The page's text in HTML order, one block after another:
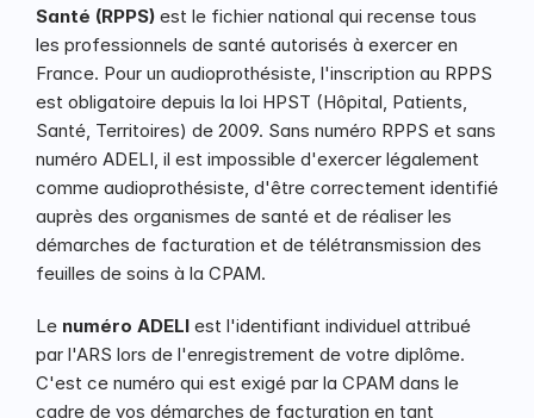
Santé (RPPS) est le fichier national qui recense tous
les professionnels de santé autorisés à exercer en
France. Pour un audioprothésiste, l'inscription au RPPS
est obligatoire depuis la loi HPST (Hôpital, Patients,
Santé, Territoires) de 2009. Sans numéro RPPS et sans
numéro ADELI, il est impossible d'exercer légalement
comme audioprothésiste, d'être correctement identifié
auprès des organismes de santé et de réaliser les
démarches de facturation et de télétransmission des
feuilles de soins à la CPAM.
Le numéro ADELI est l'identifiant individuel attribué
par l'ARS lors de l'enregistrement de votre diplôme.
C'est ce numéro qui est exigé par la CPAM dans le
cadre de vos démarches de facturation en tant